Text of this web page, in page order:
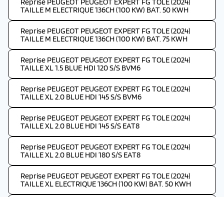
TAILLE M ELECTRIQUE 136CH (100 KW) BAT. 50 KWH
Reprise PEUGEOT PEUGEOT EXPERT FG TOLE (2024)
TAILLE M ELECTRIQUE 136CH (100 KW) BAT. 75 KWH
Reprise PEUGEOT PEUGEOT EXPERT FG TOLE (2024)
TAILLE XL 1.5 BLUE HDI 120 S/S BVM6
Reprise PEUGEOT PEUGEOT EXPERT FG TOLE (2024)
TAILLE XL 2.0 BLUE HDI 145 S/S BVM6
Reprise PEUGEOT PEUGEOT EXPERT FG TOLE (2024)
TAILLE XL 2.0 BLUE HDI 145 S/S EAT8
Reprise PEUGEOT PEUGEOT EXPERT FG TOLE (2024)
TAILLE XL 2.0 BLUE HDI 180 S/S EAT8
Reprise PEUGEOT PEUGEOT EXPERT FG TOLE (2024)
TAILLE XL ELECTRIQUE 136CH (100 KW) BAT. 50 KWH